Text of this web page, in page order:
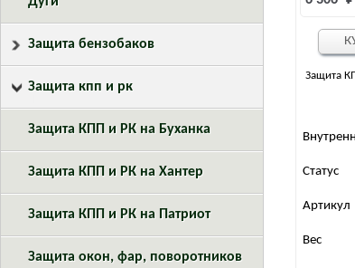
Защита
Статус
Артикул
Вес
Защита бензобаков
Защита кпп и рк
Защита КПП и РК на Буханка
Защита КПП и РК на Хантер
Защита КПП и РК на Патриот
Защита окон, фар, поворотников